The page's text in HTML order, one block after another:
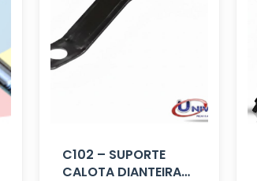
C102 – SUPORTE
CALOTA DIANTEIRA